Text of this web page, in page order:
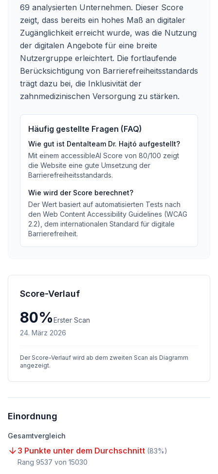
69 analysierten Unternehmen. Dieser Score
zeigt, dass bereits ein hohes Maß an digitaler
Zugänglichkeit erreicht wurde, was die Nutzung
der digitalen Angebote für eine breite
Nutzergruppe erleichtert. Die fortlaufende
Berücksichtigung von Barrierefreiheitsstandards
trägt dazu bei, die Inklusivität der
zahnmedizinischen Versorgung zu stärken.
Häufig gestellte Fragen (FAQ)
Wie gut ist Dentalteam Dr. Hajtó aufgestellt?
Mit einem accessibleAI Score von 80/100 zeigt
die Website eine gute Umsetzung der
Barrierefreiheitsstandards.
Wie wird der Score berechnet?
Der Wert basiert auf automatisierten Tests nach
den Web Content Accessibility Guidelines (WCAG
2.2), dem internationalen Standard für digitale
Barrierefreiheit.
Score-Verlauf
80%Erster Scan
24. März 2026
Der Score-Verlauf wird ab dem zweiten Scan als Diagramm
angezeigt.
Einordnung
Gesamtvergleich
3 Punkte unter dem Durchschnitt (83%)
Rang 9537 von 15030